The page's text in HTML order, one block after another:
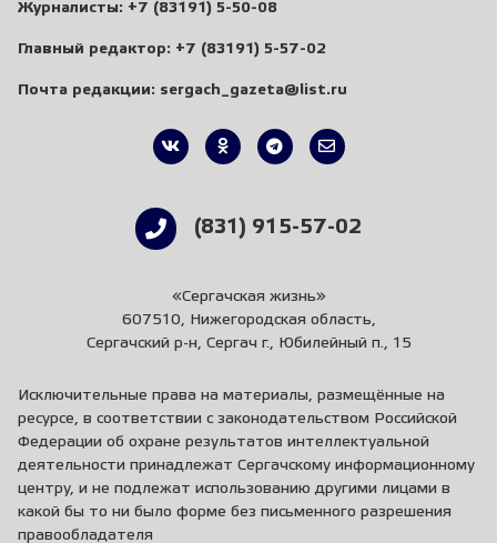
Журналисты: +7 (83191) 5-50-08
Главный редактор: +7 (83191) 5-57-02
Почта редакции: sergach_gazeta@list.ru
(831) 915-57-02
«Сергачская жизнь»
607510, Нижегородская область,
Сергачский р-н, Сергач г., Юбилейный п., 15
Исключительные права на материалы, размещённые на
ресурсе, в соответствии с законодательством Российской
Федерации об охране результатов интеллектуальной
деятельности принадлежат Сергачскому информационному
центру, и не подлежат использованию другими лицами в
какой бы то ни было форме без письменного разрешения
правообладателя